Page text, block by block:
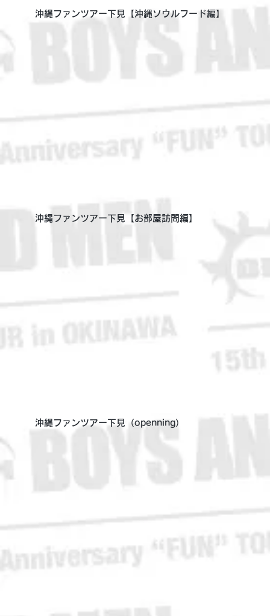
沖縄ファンツアー下見【沖縄ソウルフード編】
沖縄ファンツアー下見【お部屋訪問編】
沖縄ファンツアー下見（openning）